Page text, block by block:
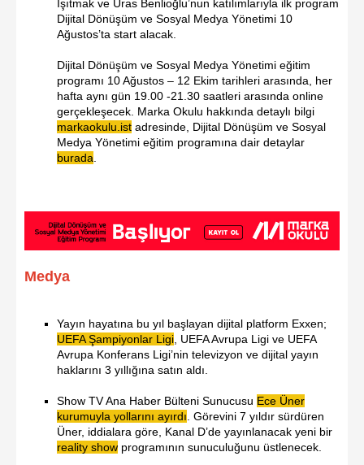
Işıtmak ve Uras Benlioğlu’nun katılımlarıyla ilk program
Dijital Dönüşüm ve Sosyal Medya Yönetimi 10
Ağustos’ta start alacak.
Dijital Dönüşüm ve Sosyal Medya Yönetimi eğitim
programı 10 Ağustos – 12 Ekim tarihleri arasında, her
hafta aynı gün 19.00 -21.30 saatleri arasında online
gerçekleşecek. Marka Okulu hakkında detaylı bilgi
markaokulu.ist adresinde, Dijital Dönüşüm ve Sosyal
Medya Yönetimi eğitim programına dair detaylar
burada
Medya
Yayın hayatına bu yıl başlayan dijital platform Exxen;
UEFA Şampiyonlar Ligi , UEFA Avrupa Ligi ve UEFA
Avrupa Konferans Ligi’nin televizyon ve dijital yayın
haklarını 3 yıllığına satın aldı.
Show TV Ana Haber Bülteni Sunucusu Ece Üner
kurumuyla yollarını ayırdı . Görevini 7 yıldır sürdüren
Üner, iddialara göre, Kanal D’de yayınlanacak yeni bir
reality show programının sunuculuğunu üstlenecek.